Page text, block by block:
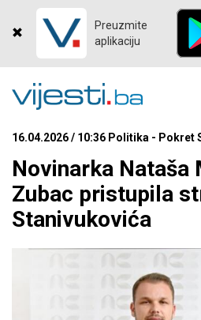
Preuzmite
aplikaciju
16.04.2026 / 10:36 Politika - Pokret
Novinarka Nataša
Zubac pristupila
Stanivukovića